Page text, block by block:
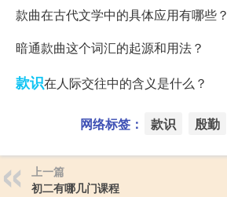
款曲在古代文学中的具体应用有哪些？
暗通款曲这个词汇的起源和用法？
款识在人际交往中的含义是什么？
网络标签： 款识 殷勤
上一篇
初二有哪几门课程